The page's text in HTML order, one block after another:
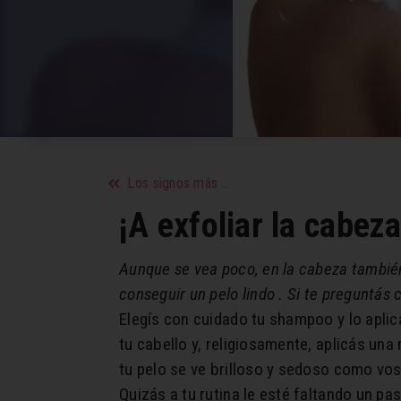
Los signos más sensuales: Descubrilos
¡A exfoliar la
Aunque se vea poco, en la cabeza
conseguir un pelo lindo . Si te preguntás
Elegís con cuidado tu shampoo y lo
tu cabello y, religiosamente, aplicás
tu pelo se ve brilloso y sedoso como
Quizás a tu rutina le esté faltando un